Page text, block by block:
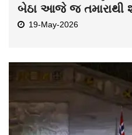
બેઠા આજે જ તમારાથી
19-May-2026